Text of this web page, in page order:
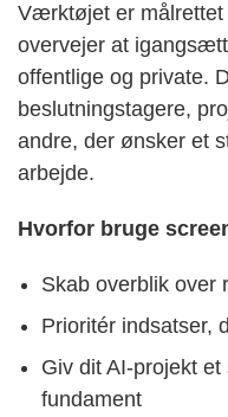
Værktøjet er målrettet
overvejer at
offentlige og private.
beslutningstagere,
andre, der ønsker et
arbejde.
Hvorfor bruge
Skab overblik over
Prioritér indsatser,
Giv dit AI-projekt
fundament